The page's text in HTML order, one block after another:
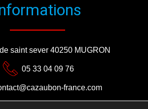
saint sever 40250 MUGRON
05 33 04 09 76
france.com